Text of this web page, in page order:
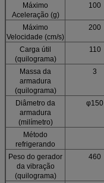
Máximo
Aceleração (g)
100
Máximo
Velocidade (cm/s)
200
Carga útil
(quilograma)
110
Massa da
armadura
(quilograma)
3
Diâmetro da
armadura
(milímetro)
φ150
Método
refrigerando
Peso do gerador
da vibração
(quilograma)
460